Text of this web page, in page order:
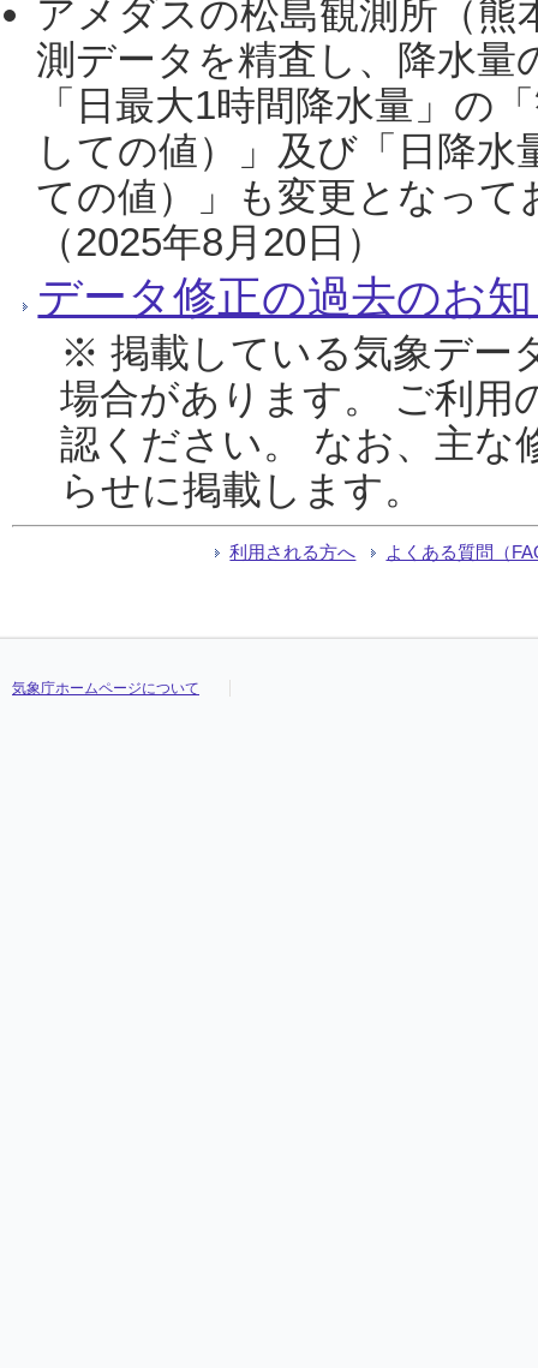
アメダスの松島観測所（熊
測データを精査し、降水
「日最大1時間降水量」の
しての値）」及び「日降
ての値）」も変更となっ
（2025年8月20日）
データ修正の過去のお
※ 掲載している気象デー
場合があります。 ご利用
認ください。 なお、主な
らせに掲載します。
利用される方へ よくある質問（
気象庁ホームページについて